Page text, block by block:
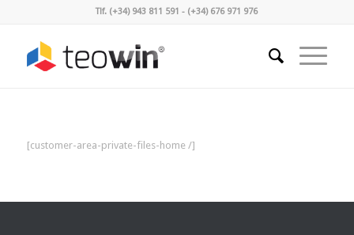
Tlf. (+34) 943 811 591 - (+34) 676 971 976
[customer-area-private-files-home /]